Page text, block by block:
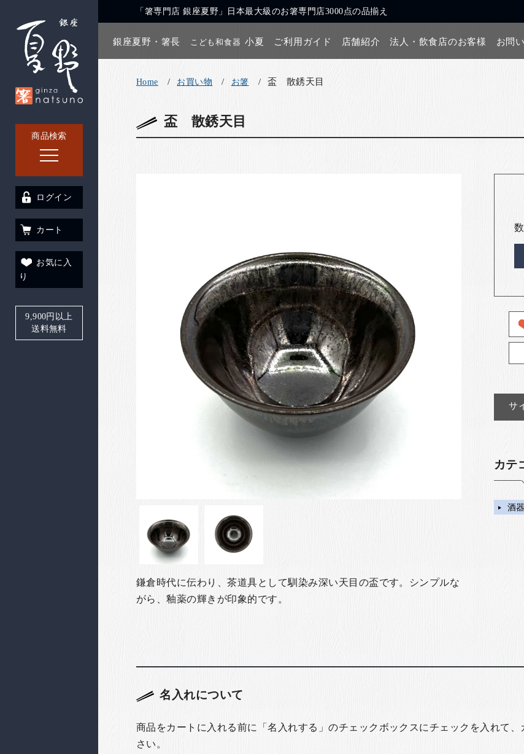
商品検索
「箸専門店 銀座夏野」日本最大級のお箸専門店3000点の品揃え
銀座夏野・箸長 こども和食器 小夏 ご利用ガイド 店舗紹介 法人・飲食店のお客様 お問
ログイン
カート
お気に入
り
9,900円以上
送料無料
Home お買い物 お箸 盃 散銹天目
盃 散銹天目
鎌倉時代に伝わり、茶道具として馴染み深い天目の盃です。シンプルな
がら、釉薬の輝きが印象的です。
サ
カテ
酒器
名入れについて
商品をカートに入れる前に「名入れする」のチェックボックスにチェックを入れて、
さい。